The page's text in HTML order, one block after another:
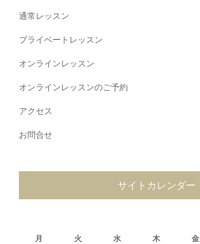
通常レッスン
プライベートレッスン
オンラインレッスン
オンラインレッスンのご予約
アクセス
お問合せ
サイトカレンダー
月
火 水 木 金